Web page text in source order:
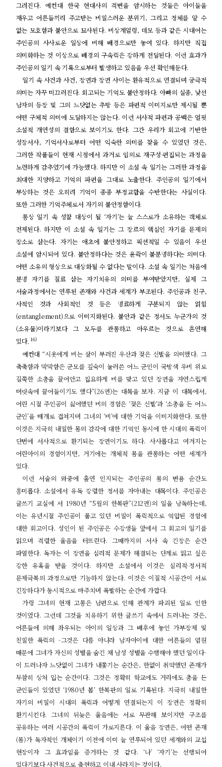
그려진다. 예컨대 한국 현대사의 격변을 암시하는 것들은 아이들을
재우고 어른들끼리 주고받는 비밀스러운 분위기, 그리고 정체를 알 수
없는 모호함과 불안으로 묘사된다. 비상계엄령, 데모 등과 같은 시대어는
주인공의 사사로운 일상에 비해 배경으로만 놓여 있다. 하지만 직접
의미화하는 것 이상으로 배경의 구속력은 강하게 전달된다. 이런 효과가
주인공의 일기 속 기록으로부터 발생하고 있음을 우선 확인해둔다.
일기 속 사건과 사건, 장면과 장면 사이는 환유적으로 연결되며 궁극적
의미는 자꾸 미끄러진다.회고되는 기억도 불안정하다. 아빠의 실종, 낯선
남자의 등장 및 그의 느닷없는 추방 등은 파편적 이미지로만 제시될 뿐
어떤 구체적 의미에 도달하지는 않는다. 이런 서사적 파편과 공백은 얼핏
소설적 개연성의 결함으로 보이기도 한다. 그간 우리가 회고에 기반한
성장서사, 기억서사로부터 어떤 익숙한 의미를 찾을 수 있었던 것은,
그러한 작품들이 현재 시점에서 과거로 임의로 재구성·편집되는 과정을
노련하게 감추었기에 가능했다. 하지만 이 소설 속 일기는 그러한 과정을
최대한 지양하고 기억의 파편을 그대로 노출한다. 주인공의 일기에서
부상하는 것은 오히려 기억이 종종 부정교합을 수반한다는 사실이다.
또한 그러한 기억주체로서 자기의 불안정함이다.
통상 일기 속 성찰 대상이 될 ‘자기’는 늘 스스로가 소유하는 객체로
전제된다. 하지만 이 소설 속 일기는 그 장르의 핵심인 자기를 문제의
장소로 삼는다. 자기는 애초에 불안정하고 픽션적일 수 있음이 우선
소설에 암시되어 있다. 불안정하다는 것은 윤곽이 불분명하다는 의미다.
어떤 소유의 형상으로 대상화될 수 없다는 말이다. 소설 속 일기는 처음에
분명 자기를 질료 삼는 자기치유의 의미를 부여받았지만, 실제 그
서술과정에서는 연루된 존재와 사건과 세계가 부조된다. 주인공과 친구,
사적인 것과 사회적인 것 등은 명료하게 구분되지 않는 얽힘
(entanglement)으로 이미지화된다.불안과 같은 정서도 누군가의 것
(소유물)이라기보다 그 모두를 관통하고 아우르는 것으로 혼연해
있다. 16)
예컨대 “시옷에게 비는 살이 부러진 우산과 젖은 신발을 의미했다. 그
축축함과 막막함은 군모를 깊숙이 눌러쓴 어느 군인이 국방색 우비 위로
길쭉한 소총을 끌어안고 집요하게 비를 맞고 있던 장면을 자연스럽게
머릿속에 끌어들이기도 했다”(26면)는 대목을 보자. 지금 이 대목에서,
어린 시절 주인공이 싫어했던 비의 경험은 ‘젖은 신발’과 ‘소총을 든 어느
군인’을 매개로 겹쳐지며 그녀의 ‘비’에 대한 기억을 이미지화한다. 또한
이것은 지극히 내밀한 몸의 감각에 대한 기억인 동시에 한 시대의 폭력이
단번에 서사적으로 환기되는 장면이기도 하다. 사사롭다고 여겨지는
어린아이의 경험이지만, 거기에는 개체적 몸을 관통하는 어떤 세계가
있다.
이런 서술의 와중에 홀연 인지되는 주인공의 몸의 변용 순간도
흥미롭다.소설에서 유독 강렬한 정서를 자아내는 대목이다. 주인공은
글쓰기 교실에 서 1980년 “5월의 한복판”(212면)의 일을 낭독하는데,
이는 유년시절 주인공이 품고 있던 비밀이 폭력적으로 억압된 경험에
대한 회고이다. 성인이 된 주인공은 수강생들 앞에서 그 회고의 일기를
읽으며 격렬한 울음을 터뜨린다. 그때까지의 서사 속 긴장은 순간
파열한다.독자는 이 장면을 심리적 문제가 해결되는 단계로 읽고 싶은
강한 유혹을 받을 것이다. 하지만 소설에서 이것은 심리적·정서적
문제극복의 과정으로만 기능하지 않는다. 이것은 이질적 시공간이 서로
긴장하다가 동시적으로 마주치며 폭발하는 순간에 가깝다.
가령 그녀의 현재 고통은 남편으로 인해 관계가 파괴된 일로 인한
것이었다. 그런데 그것을 치유하기 위한 글쓰기 속에서 드러나는 것은,
어른들에 의해 좌우되는 아이의 일상과 그 배후에 놓인 가부장제 및
친밀한 폭력의 -그것은 다름 아니라 남자아이에 대한 어른들의 염원
때문에 그녀가 자신의 성별을 숨긴 채 남성 성별을 수행해야 했던 일이다-
이 드러나자 느닷없이 그녀가 내쫓기는 순간은, 한없이 취약했던 존재가
무참히 상처 입는 순간이다. 그것은 정확히 학교에도 거리에도 총을 든
군인들이 있었던 ‘1980년 봄’ 한복판의 일로 기록된다. 지극히 내밀한
자기의 비밀이 시대의 폭력과 어떻게 연결되는지 이 장면은 정확히
환기시킨다. 그녀의 뒤늦은 울음에는 서로 무관해 보이지만 구조를
공유하는 여러 시공간의 폭력이 가로지른다. 이 울음 장면은, 어떤 존재
(몸)가 독자적인 개체이기 이전에 이미 늘 연루되어 있던 세계와의 교섭
현장이자 그 효과임을 증거하는 것 같다. ‘나’ ‘자기’는 선행되어
있다기보다 사건적으로 출현하고 이내 사라지는 것이다.